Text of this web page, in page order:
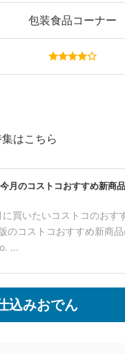
包装食品コーナー
はこちら
今月のコストコおすすめ新商
買いたいコストコのおす
のコストコおすすめ新商
...
込みおでん